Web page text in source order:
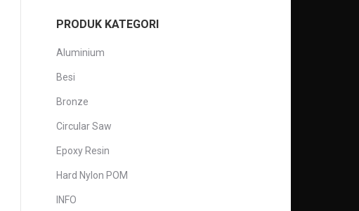
PRODUK KATEGORI
Aluminium
Besi
Bronze
Circular Saw
Epoxy Resin
Hard Nylon POM
INFO